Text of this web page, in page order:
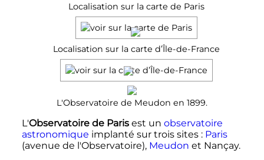
Localisation sur la carte de Paris
Localisation sur la carte d’Île-de-France
L'Observatoire de Meudon en 1899.
L'Observatoire de Parisest un observatoire
astronomique implanté sur trois sites : Paris
(avenue de l'Observatoire), Meudon et Nançay.